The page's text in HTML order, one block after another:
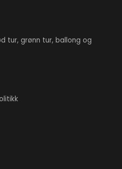
tur, grønn tur, ballong og